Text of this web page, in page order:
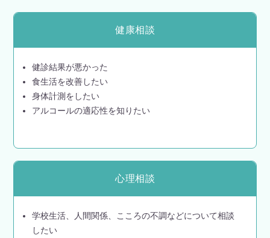
健康相談
健診結果が悪かった
食生活を改善したい
身体計測をしたい
アルコールの適応性を知りたい
心理相談
学校生活、人間関係、こころの不調などについて相談
したい